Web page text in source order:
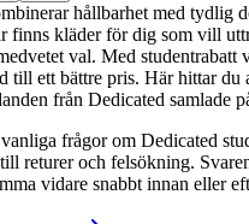
hållbarhet med tydlig
finns kläder för dig som vill
val. Med studentrabatt
till ett bättre pris. Här hittar du
från Dedicated samlade
frågor om Dedicated
returer och felsökning.
vidare snabbt innan eller